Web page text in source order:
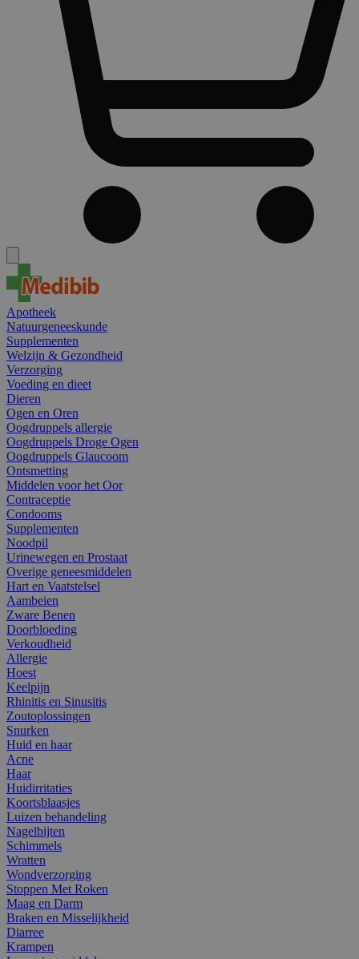
Apotheek
Natuurgeneeskunde
Supplementen
Welzijn & Gezondheid
Verzorging
Voeding en dieet
Dieren
Ogen en Oren
Oogdruppels allergie
Oogdruppels Droge Ogen
Oogdruppels Glaucoom
Ontsmetting
Middelen voor het Oor
Contraceptie
Condooms
Supplementen
Noodpil
Urinewegen en Prostaat
Overige geneesmiddelen
Hart en Vaatstelsel
Aambeien
Zware Benen
Doorbloeding
Verkoudheid
Allergie
Hoest
Keelpijn
Rhinitis en Sinusitis
Zoutoplossingen
Snurken
Huid en haar
Acne
Haar
Huidirritaties
Koortsblaasjes
Luizen behandeling
Nagelbijten
Schimmels
Wratten
Wondverzorging
Stoppen Met Roken
Maag en Darm
Braken en Misselijkheid
Diarree
Krampen